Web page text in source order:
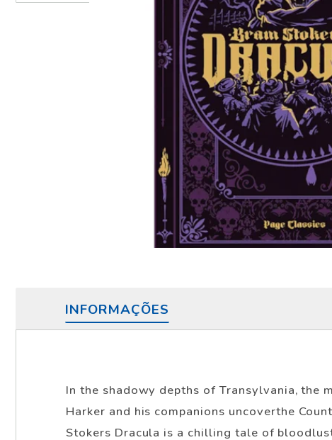
INFORMAÇÕES
In the shadowy depths of Transylvania, the
Harker and his companions uncoverthe
Stokers Dracula is a chilling tale of